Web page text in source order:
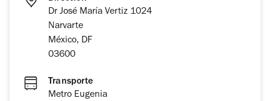
Dr José María Vertiz 1024
Narvarte
México, DF
03600
Transporte
Metro Eugenia